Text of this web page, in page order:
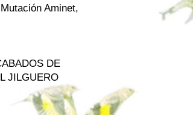
Aminet,
DE
JILGUERO